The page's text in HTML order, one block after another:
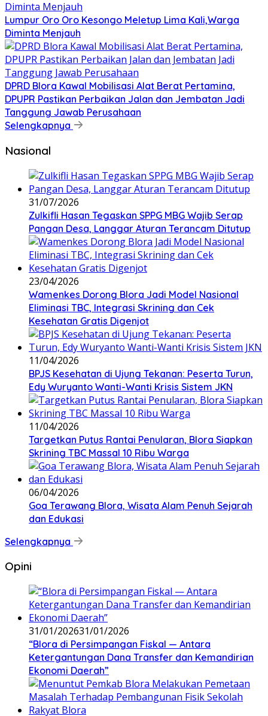
Lumpur Oro Oro Kesongo Meletup Lima Kali,Warga
Diminta Menjauh
DPRD Blora Kawal Mobilisasi Alat Berat Pertamina,
DPUPR Pastikan Perbaikan Jalan dan Jembatan Jadi
Tanggung Jawab Perusahaan
Selengkapnya
Nasional
31/07/2026
Zulkifli Hasan Tegaskan SPPG MBG Wajib Serap
Pangan Desa, Langgar Aturan Terancam Ditutup
23/04/2026
Wamenkes Dorong Blora Jadi Model Nasional
Eliminasi TBC, Integrasi Skrining dan Cek
Kesehatan Gratis Digenjot
11/04/2026
BPJS Kesehatan di Ujung Tekanan: Peserta Turun,
Edy Wuryanto Wanti-Wanti Krisis Sistem JKN
11/04/2026
‎Targetkan Putus Rantai Penularan, Blora Siapkan
Skrining TBC Massal 10 Ribu Warga
06/04/2026
Goa Terawang Blora, Wisata Alam Penuh Sejarah
dan Edukasi
Selengkapnya
Opini
31/01/202631/01/2026
‎“Blora di Persimpangan Fiskal — Antara
Ketergantungan Dana Transfer dan Kemandirian
Ekonomi Daerah”